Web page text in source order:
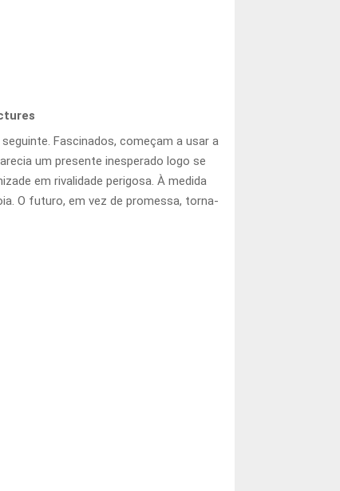
Fascinados, começam a usar a
um presente inesperado logo se
em rivalidade perigosa. À medida
O futuro, em vez de promessa, torna-